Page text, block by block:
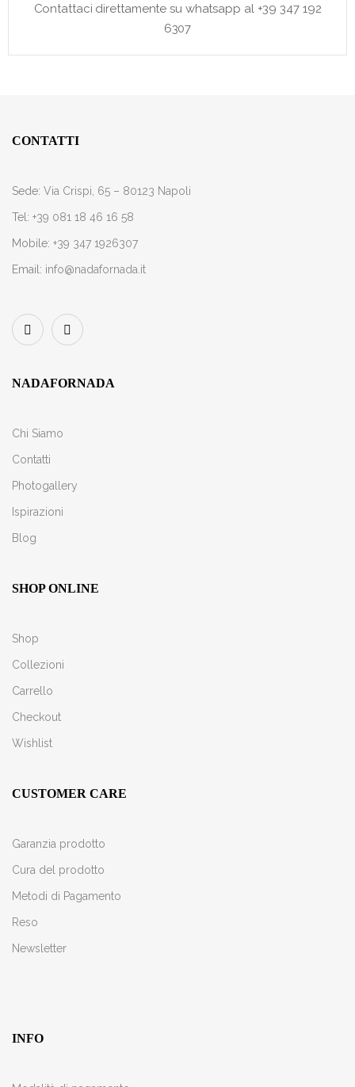
Contattaci direttamente su whatsapp al +39 347 192
6307
CONTATTI
Sede: Via Crispi, 65 – 80123 Napoli
Tel: +39 081 18 46 16 58
Mobile: +39 347 1926307
Email: info@nadafornada.it
NADAFORNADA
Chi Siamo
Contatti
Photogallery
Ispirazioni
Blog
SHOP ONLINE
Shop
Collezioni
Carrello
Checkout
Wishlist
CUSTOMER CARE
Garanzia prodotto
Cura del prodotto
Metodi di Pagamento
Reso
Newsletter
INFO